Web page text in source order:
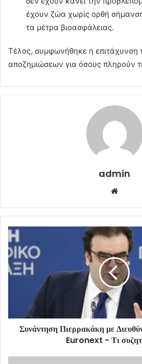
έχουν ζώα χωρίς ορθή
τα μέτρα βιοασφάλειας.
Τέλος, συμφωνήθηκε η επιτάχυνση
αποζημιώσεων για όσους πληρούν
admin
Συνάντηση Πιερρακάκη με
Euronext - Τι